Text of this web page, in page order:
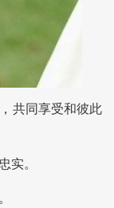
共同享受和彼此
实。